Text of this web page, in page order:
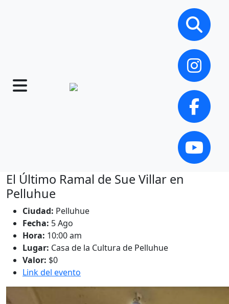
El Último Ramal de Sue Villar en
Pelluhue
Ciudad: Pelluhue
Fecha: 5 Ago
Hora: 10:00 am
Lugar: Casa de la Cultura de Pelluhue
Valor: $0
Link del evento